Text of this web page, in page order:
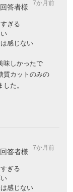
答者様 7か月前
ぎる
感じない
味しかったで
質カットのみの
た。
答者様 7か月前
ぎる
感じない